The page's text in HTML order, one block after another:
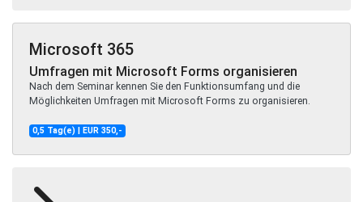
Microsoft 365
Umfragen mit Microsoft Forms organisieren
Nach dem Seminar kennen Sie den Funktionsumfang und die
Möglichkeiten Umfragen mit Microsoft Forms zu organisieren.
0,5 Tag(e) | EUR 350,-